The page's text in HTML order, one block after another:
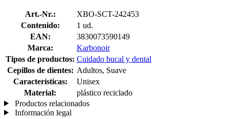
Art.-Nr.:
XBO-SCT-242453
Contenido:
1 ud.
EAN:
3830073590149
Marca:
Karbonoir
Tipos de productos: Cuidado bucal y dental
Cepillos de dientes: Adultos, Suave
Características:
Unisex
Material:
plástico reciclado
Productos relacionados
Información legal